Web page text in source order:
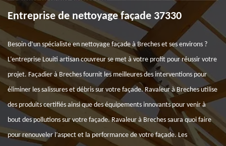
Entreprise de nettoyage façade 37330
Besoin d’un spécialiste en nettoyage façade à Breches et ses environs ?
L’entreprise Louiti artisan couvreur se met à votre profit pour réussir votre
projet. Façadier à Breches fournit les meilleures des interventions pour
éliminer les salissures et débris sur votre façade. Ravaleur à Breches utilise
des produits certifiés ainsi que des équipements innovants pour venir à
bout des pollutions sur votre façade. Ravaleur à Breches saura quoi faire
pour renouveler l’aspect et la performance de votre façade. Les